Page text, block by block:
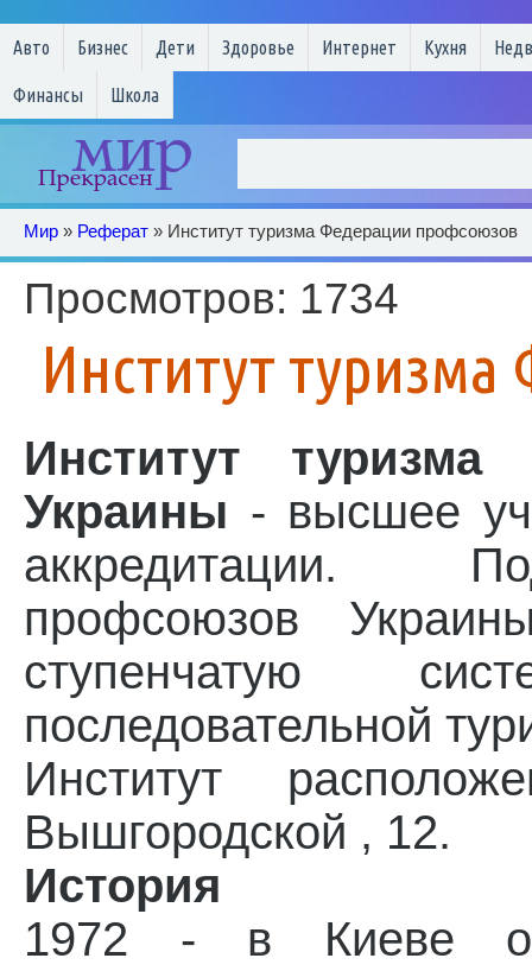
Авто Бизнес Дети Здоровье Интернет Кухня
Финансы Школа
Мир » Реферат » Институт туризма Федерации профсоюзов
Просмотров: 1734
Институт
Институт
Украины - высшее
аккредитации.
профсоюзов
ступенчатую
последовательной
Институт
Вышгородской , 12.
История
1972 - в Киеве